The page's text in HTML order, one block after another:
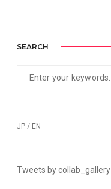
SEARCH
JP / EN
Tweets by collab_gallery